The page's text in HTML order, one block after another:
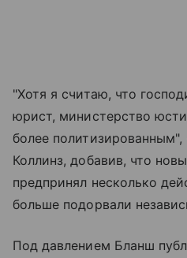
"Хотя я считаю, что
юрист, министерство
более политизированным",
Коллинз, добавив, что
предпринял несколько
больше подорвали
Под давлением Бланш